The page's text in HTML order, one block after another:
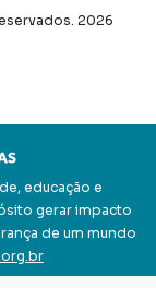
2026
educação e
gerar impacto
de um mundo